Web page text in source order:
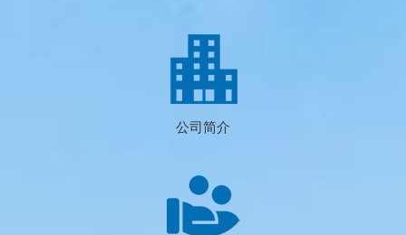
学院、CEC中国电子、上海大学、南京工业大学、ABB中
国研究院、石油化学研究院、有色金属研究院、中兴、腾
达、赛格导航、科勒卫浴、晨光文具、江铃汽车...